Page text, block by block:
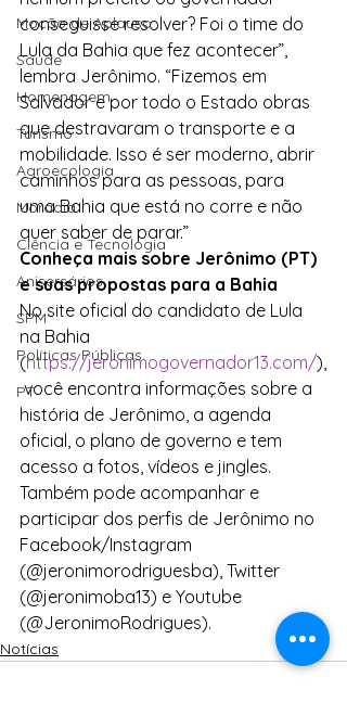
Moção de Aplauso
Saúde
Homenagem
Turismo
Agroecologia
Moradia
Ciência e Tecnologia
Anisersários
SPM
Políticas Públicas
PT
conseguisse resolver? Foi o time do
Lula da Bahia que fez acontecer”,
lembra Jerônimo. “Fizemos em
Salvador e por todo o Estado obras
que destravaram o transporte e a
mobilidade. Isso é ser moderno, abrir
caminhos para as pessoas, para
uma Bahia que está no corre e não
quer saber de parar.”
Conheça mais sobre Jerônimo (PT)
e suas propostas para a Bahia
No site oficial do candidato de Lula
na Bahia
(https://jeronimogovernador13.com/),
você encontra informações sobre a
história de Jerônimo, a agenda
oficial, o plano de governo e tem
acesso a fotos, vídeos e jingles.
Também pode acompanhar e
participar dos perfis de Jerônimo no
Facebook/Instagram
(@jeronimorodriguesba), Twitter
(@jeronimoba13) e Youtube
(@JeronimoRodrigues).
Notícias